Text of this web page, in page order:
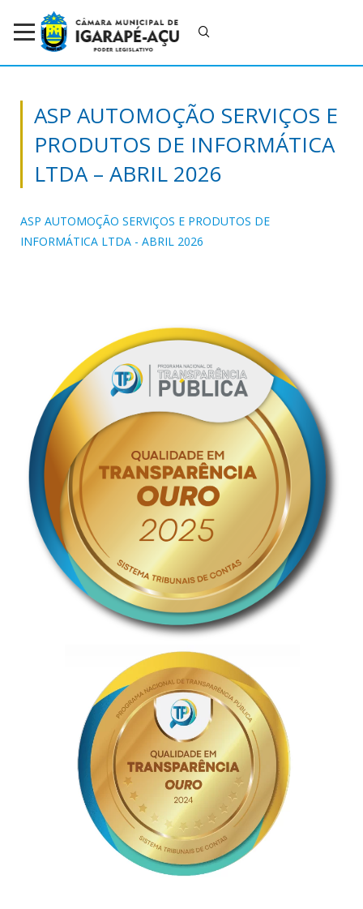
ASP AUTOMOÇÃO SERVIÇOS E
PRODUTOS DE INFORMÁTICA
LTDA – ABRIL 2026
ASP AUTOMOÇÃO SERVIÇOS E PRODUTOS DE
INFORMÁTICA LTDA - ABRIL 2026